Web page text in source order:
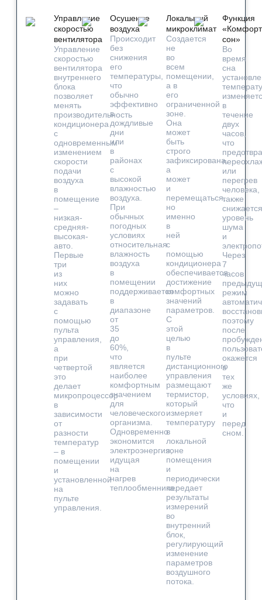
Управление
скоростью
вентилятора
Управление
скоростью
вентилятора
внутреннего
блока
позволяет
менять
производительность
кондиционера
с
одновременным
изменением
скорости
подачи
воздуха
в
помещение
–
низкая-
средняя-
высокая-
авто.
Первые
три
из
них
можно
задавать
с
помощью
пульта
управления,
а
при
четвертой
это
делает
микропроцессор
в
зависимости
от
разности
температур
– в
помещении
и
установленной
на
пульте
управления.
Осушение
воздуха
Происходит
без
снижения
его
температуры,
что
обычно
эффективно
в
дождливые
дни
или
в
районах
с
высокой
влажностью
воздуха.
При
обычных
погодных
условиях
относительная
влажность
воздуха
в
помещении
поддерживается
в
диапазоне
от
35
до
60%,
что
является
наиболее
комфортным
значением
для
человеческого
организма.
Одновременно
экономится
электроэнергия,
идущая
на
нагрев
теплообменника.
Локальный
микроклимат
Создается
не
во
всем
помещении,
а в
его
ограниченной
зоне.
Она
может
быть
строго
зафиксирована,
а
может
и
перемещаться,
но
именно
в
ней
с
помощью
кондиционера
обеспечивается
достижение
комфортных
значений
параметров.
С
этой
целью
в
пульте
дистанционного
управления
размещают
термистор,
который
измеряет
температуру
в
локальной
зоне
помещения
и
периодически
передает
результаты
измерений
во
внутренний
блок,
регулирующий
изменение
параметров
воздушного
потока.
Функция
сон»
Во
время
сна
в
течение
двух
часов,
что
или
перегрев
человека,
также
снижается
уровень
шума
и
Через
7
часов
режим
поэтому
после
окажется
в
тех
же
условиях,
что
и
перед
сном.